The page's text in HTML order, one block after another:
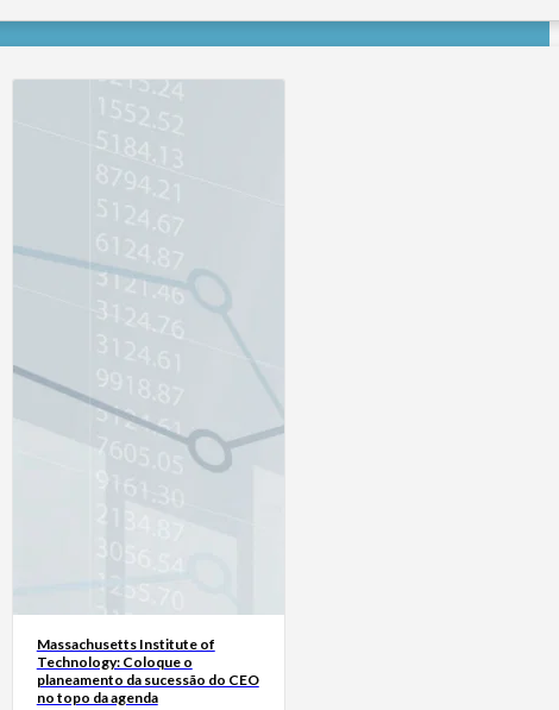
Massachusetts Institute of
Technology: Coloque o
planeamento da sucessão do CEO
no topo da agenda